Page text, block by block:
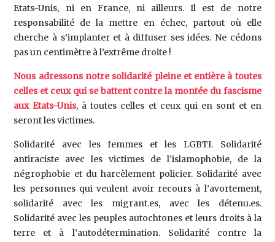
Etats-Unis, ni en France, ni ailleurs. Il est de notre
responsabilité de la mettre en échec, partout où elle
cherche à s’implanter et à diffuser ses idées. Ne cédons
pas un centimètre à l’extrême droite !
Nous adressons notre solidarité pleine et entière à toutes
celles et ceux qui se battent contre la montée du fascisme
aux Etats-Unis, à toutes celles et ceux qui en sont et en
seront les victimes.
Solidarité avec les femmes et les LGBTI. Solidarité
antiraciste avec les victimes de l’islamophobie, de la
négrophobie et du harcèlement policier. Solidarité avec
les personnes qui veulent avoir recours à l’avortement,
solidarité avec les migrant.es, avec les détenu.es.
Solidarité avec les peuples autochtones et leurs droits à la
terre et à l’autodétermination. Solidarité contre la